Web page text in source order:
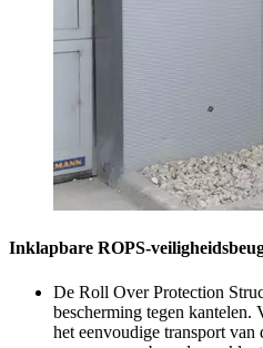
Inklapbare ROPS-
De Roll Over Protection
bescherming tegen
het eenvoudige transport